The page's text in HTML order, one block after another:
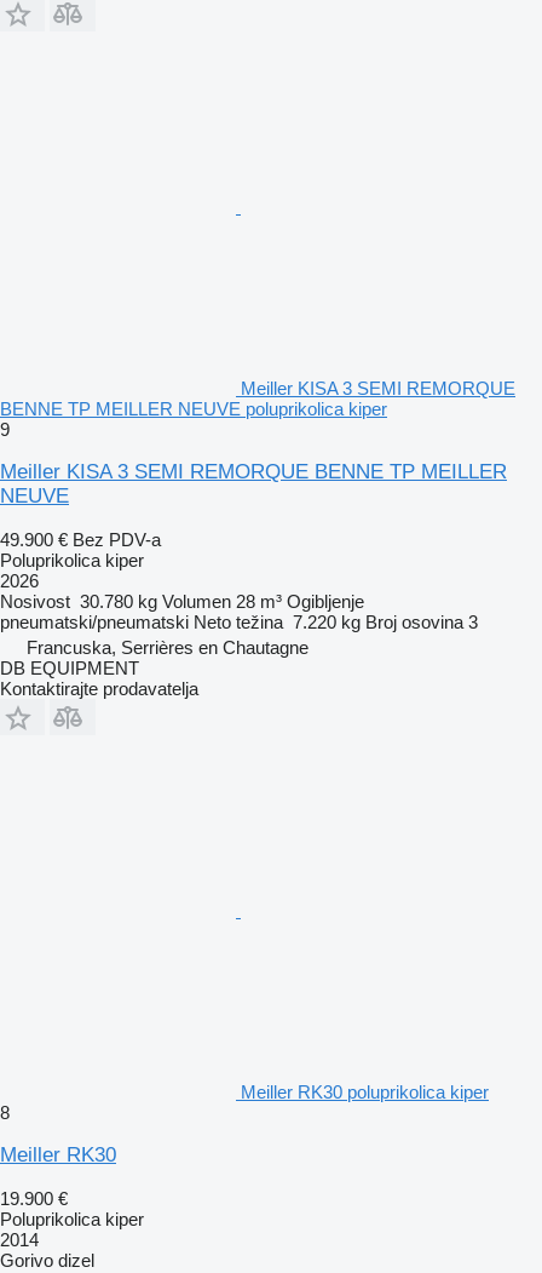
Meiller KISA 3 SEMI REMORQUE
BENNE TP MEILLER NEUVE poluprikolica kiper
9
Meiller KISA 3 SEMI REMORQUE BENNE TP MEILLER
NEUVE
49.900 € Bez PDV-a
Poluprikolica kiper
2026
Nosivost 30.780 kg Volumen 28 m³ Ogibljenje
pneumatski/pneumatski Neto težina 7.220 kg Broj osovina 3
Francuska, Serrières en Chautagne
DB EQUIPMENT
Kontaktirajte prodavatelja
Meiller RK30 poluprikolica kiper
8
Meiller RK30
19.900 €
Poluprikolica kiper
2014
Gorivo dizel